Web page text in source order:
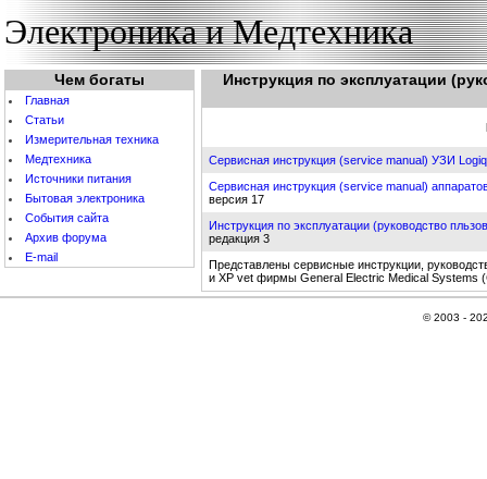
Электроника и Медтехника
Чем богаты
Главная
Статьи
Измерительная техника
Медтехника
Источники питания
Бытовая электроника
События cайта
Архив форума
E-mail
Инструкция по эксплуатации
Сервисная инструкция (service manual) УЗИ
Сервисная инструкция (service manual)
версия 17
Инструкция по эксплуатации (руководство
редакция 3
Представлены сервисные инструкции,
и XP vet фирмы General Electric Medical Systems
© 2003 -